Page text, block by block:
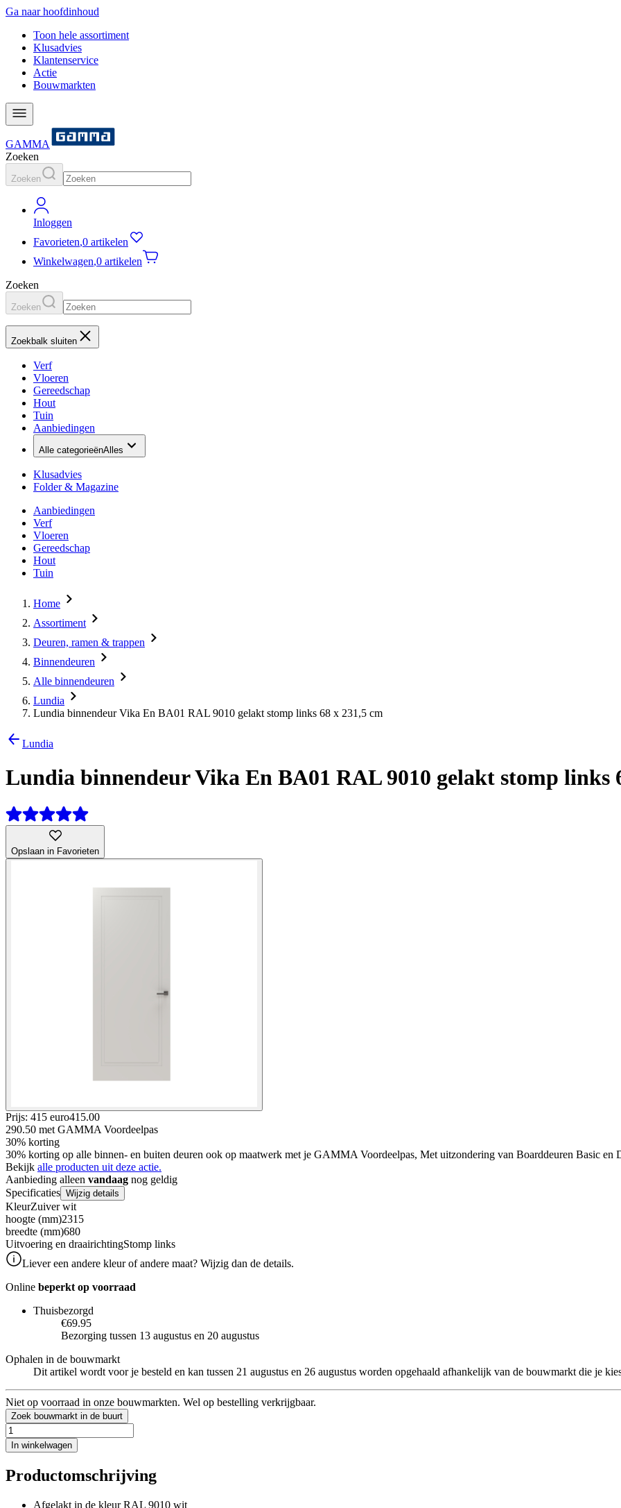
Ga naar hoofdinhoud
Toon hele assortiment
Klusadvies
Klantenservice
Actie
Bouwmarkten
GAMMA
Zoeken
Zoeken
Inloggen
Favorieten,0 artikelen
Winkelwagen,0 artikelen
Zoeken
Zoeken
Zoekbalk sluiten
Verf
Vloeren
Gereedschap
Hout
Tuin
Aanbiedingen
Alle categorieënAlles
Klusadvies
Folder & Magazine
Aanbiedingen
Verf
Vloeren
Gereedschap
Hout
Tuin
Home
Assortiment
Deuren, ramen & trappen
Binnendeuren
Alle binnendeuren
Lundia
Lundia binnendeur Vika En BA01 RAL 9010 gelakt stomp links 68 x 231,5 cm
Lundia
Lundia binnendeur Vika En BA01 RAL 9010 gelakt stomp links
Opslaan in Favorieten
Prijs: 415 euro415.00
290.50 met GAMMA Voordeelpas
30% korting
30% korting op alle binnen- en buiten deuren ook op maatwerk met je GAMMA Voordeelpas, Met uitzondering van Boarddeuren Basic en
Bekijk alle producten uit deze actie.
Aanbieding alleen vandaag nog geldig
Specificaties Wijzig details
KleurZuiver wit
hoogte (mm)2315
breedte (mm)680
Uitvoering en draairichtingStomp links
Liever een andere kleur of andere maat? Wijzig dan de details.
Online beperkt op voorraad
Thuisbezorgd
€69.95
Bezorging tussen 13 augustus en 20 augustus
Ophalen in de bouwmarkt
Dit artikel wordt voor je besteld en kan tussen 21 augustus en 26 augustus worden opgehaald afhankelijk van de bouwmarkt die je
Niet op voorraad in onze bouwmarkten. Wel op bestelling verkrijgbaar.
Zoek bouwmarkt in de buurt
In winkelwagen
Productomschrijving
Afgelakt in de kleur RAL 9010 wit